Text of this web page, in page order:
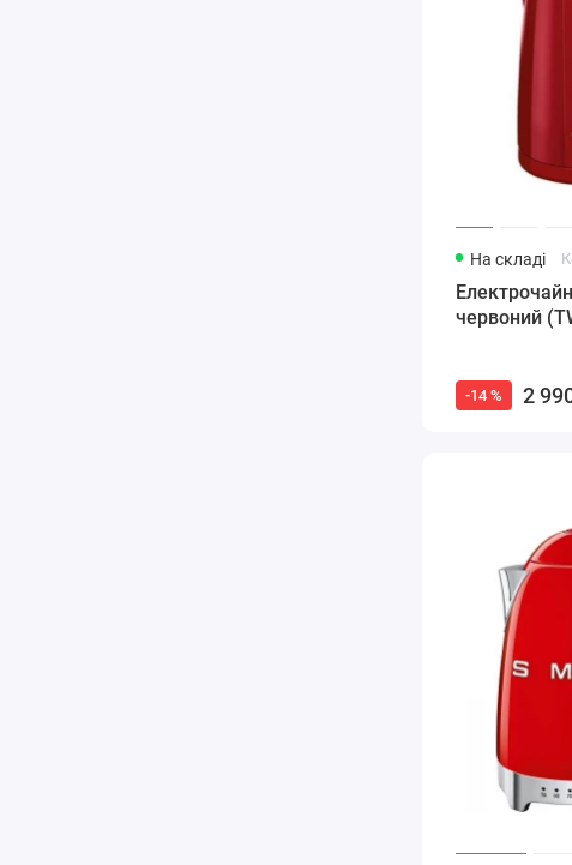
На складі
червоний
-14 % 2